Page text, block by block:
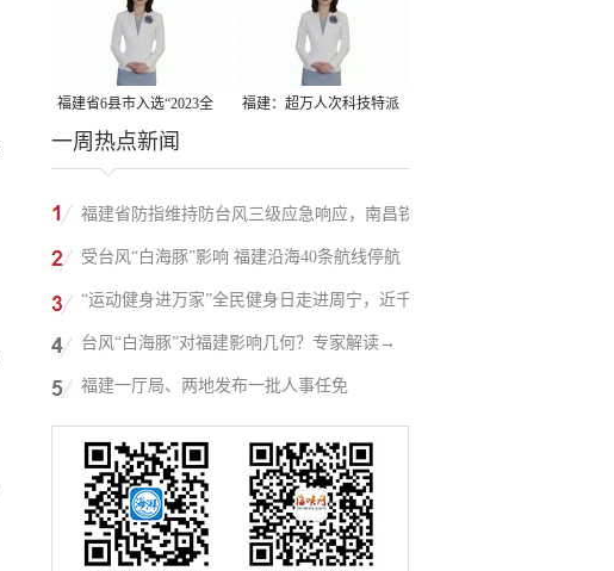
福建省6县市入选“2023全
国县域发展潜力百强县”
福建：超万人次科技特派
一周热点新闻
福建省防指维持防台风三级应急响应，南昌铁
路停运部分旅客列车→
受台风“白海豚”影响 福建沿海40条航线停航
“运动健身进万家”全民健身日走进周宁，近千
人徒步云端
台风“白海豚”对福建影响几何？专家解读→
福建一厅局、两地发布一批人事任免